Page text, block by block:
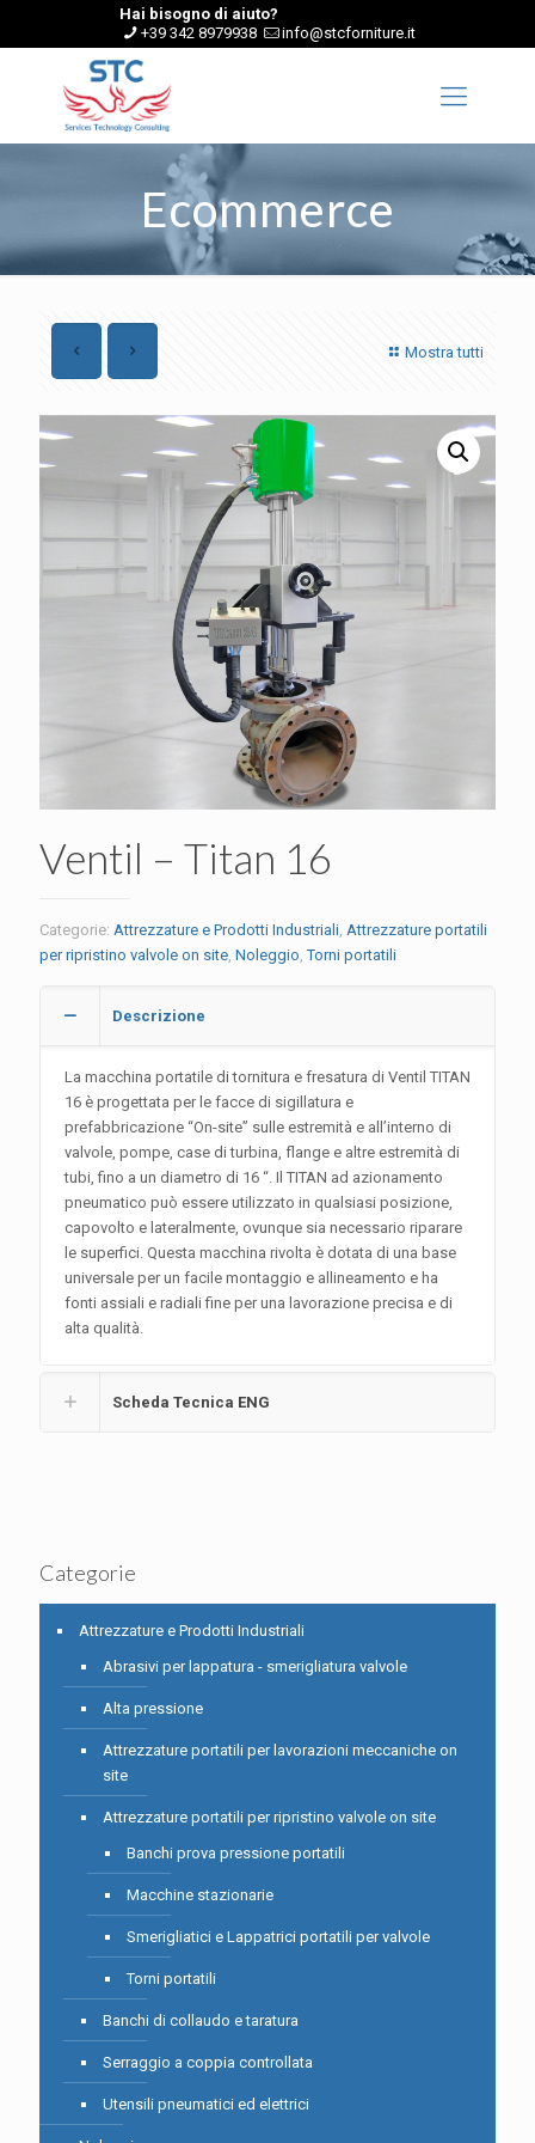
Hai bisogno di aiuto?
+39 342 8979938
info@stcforniture.it
Ecommerce
Mostra tutti
Ventil – Titan 16
Categorie: Attrezzature e Prodotti Industriali Attrezzature portatili
per ripristino valvole on site Noleggio ,Torni portatili
Descrizione
La macchina portatile di tornitura e fresatura di Ventil TITAN
16 è progettata per le facce di sigillatura e
prefabbricazione “On-site” sulle estremità e all’interno di
valvole, pompe, case di turbina, flange e altre estremità di
tubi, fino a un diametro di 16 “. Il TITAN ad azionamento
pneumatico può essere utilizzato in qualsiasi posizione,
capovolto e lateralmente, ovunque sia necessario riparare
le superfici. Questa macchina rivolta è dotata di una base
universale per un facile montaggio e allineamento e ha
fonti assiali e radiali fine per una lavorazione precisa e di
alta qualità.
Scheda Tecnica ENG
Categorie
Attrezzature e Prodotti Industriali
Abrasivi per lappatura - smerigliatura valvole
Alta pressione
Attrezzature portatili per lavorazioni meccaniche on
site
Attrezzature portatili per ripristino valvole on site
Banchi prova pressione portatili
Macchine stazionarie
Smerigliatici e Lappatrici portatili per valvole
Torni portatili
Banchi di collaudo e taratura
Serraggio a coppia controllata
Utensili pneumatici ed elettrici